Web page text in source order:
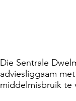
Die Sentrale
adviesliggaam
middelmisbruik te